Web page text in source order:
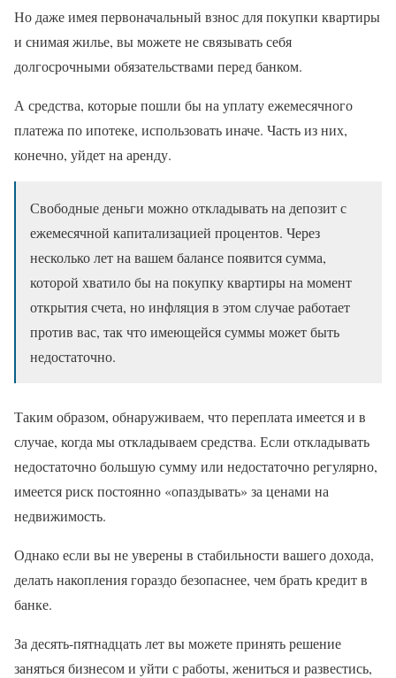
Но даже имея первоначальный взнос для покупки квартиры
и снимая жилье, вы можете не связывать себя
долгосрочными обязательствами перед банком.
А средства, которые пошли бы на уплату ежемесячного
платежа по ипотеке, использовать иначе. Часть из них,
конечно, уйдет на аренду.
Свободные деньги можно откладывать на депозит с
ежемесячной капитализацией процентов. Через
несколько лет на вашем балансе появится сумма,
которой хватило бы на покупку квартиры на момент
открытия счета, но инфляция в этом случае работает
против вас, так что имеющейся суммы может быть
недостаточно.
Таким образом, обнаруживаем, что переплата имеется и в
случае, когда мы откладываем средства. Если откладывать
недостаточно большую сумму или недостаточно регулярно,
имеется риск постоянно «опаздывать» за ценами на
недвижимость.
Однако если вы не уверены в стабильности вашего дохода,
делать накопления гораздо безопаснее, чем брать кредит в
банке.
За десять-пятнадцать лет вы можете принять решение
заняться бизнесом и уйти с работы, жениться и развестись,